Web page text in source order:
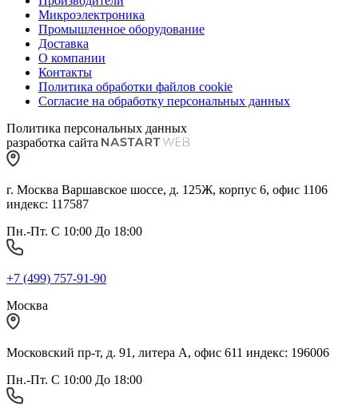
Микроэлектроника
Промышленное оборудование
Доставка
О компании
Контакты
Политика обработки файлов cookie
Согласие на обработку персональных данных
Политика персональных данных
разработка сайта
г. Москва Варшавское шоссе, д. 125Ж, корпус 6, офис 1106
индекс: 117587
Пн.-Пт. С 10:00 До 18:00
+7 (499) 757-91-90
Москва
Московский пр-т, д. 91, литера А, офис 611 индекс: 196006
Пн.-Пт. С 10:00 До 18:00